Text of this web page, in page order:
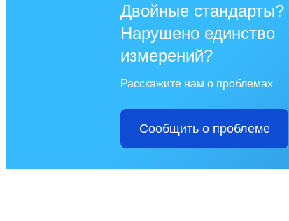
Двойные стандарты?
Нарушено единство
измерений?
Расскажите нам о проблемах
Сообщить о проблеме